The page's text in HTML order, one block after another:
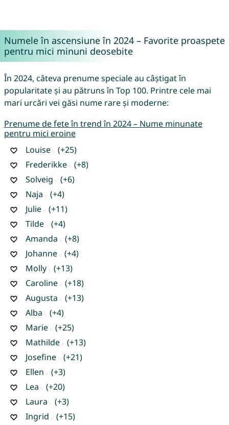
Numele în ascensiune în 2024 – Favorite proaspete
pentru mici minuni deosebite
În 2024, câteva prenume speciale au câștigat în
popularitate și au pătruns în Top 100. Printre cele mai
mari urcări vei găsi nume rare și moderne:
Prenume de fete în trend în 2024 – Nume minunate
pentru mici eroine
Louise
(+25)
Frederikke
(+8)
Solveig
(+6)
Naja
(+4)
Julie
(+11)
Tilde
(+4)
Amanda
(+8)
Johanne
(+4)
Molly
(+13)
Caroline
(+18)
Augusta
(+13)
Alba
(+4)
Marie
(+25)
Mathilde
(+13)
Josefine
(+21)
Ellen
(+3)
Lea
(+20)
Laura
(+3)
Ingrid
(+15)